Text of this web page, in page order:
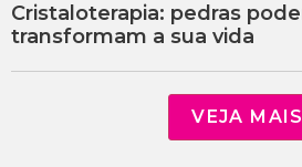
Cristaloterapia: pedras
transformam a sua vida
VEJA MAIS